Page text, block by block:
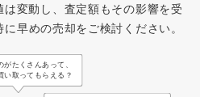
変動し、査定額もその影響を受
早めの売却をご検討ください。
がたくさんあって、
い取ってもらえる？